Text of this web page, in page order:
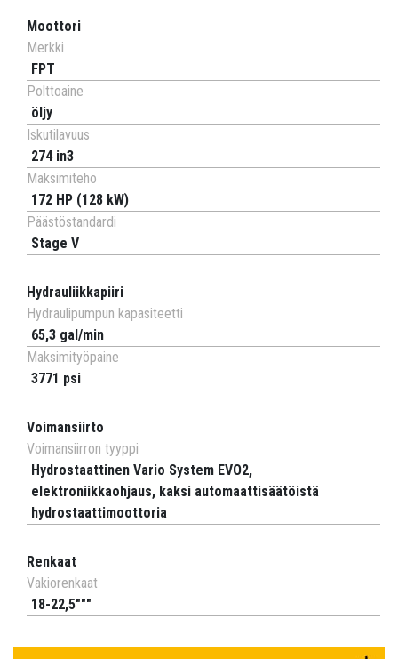
Moottori
Merkki
FPT
Polttoaine
öljy
Iskutilavuus
274 in3
Maksimiteho
172 HP (128 kW)
Päästöstandardi
Stage V
Hydrauliikkapiiri
Hydraulipumpun kapasiteetti
65,3 gal/min
Maksimityöpaine
3771 psi
Voimansiirto
Voimansiirron tyyppi
Hydrostaattinen Vario System EVO2,
elektroniikkaohjaus, kaksi automaattisäätöistä
hydrostaattimoottoria
Renkaat
Vakiorenkaat
18-22,5"""